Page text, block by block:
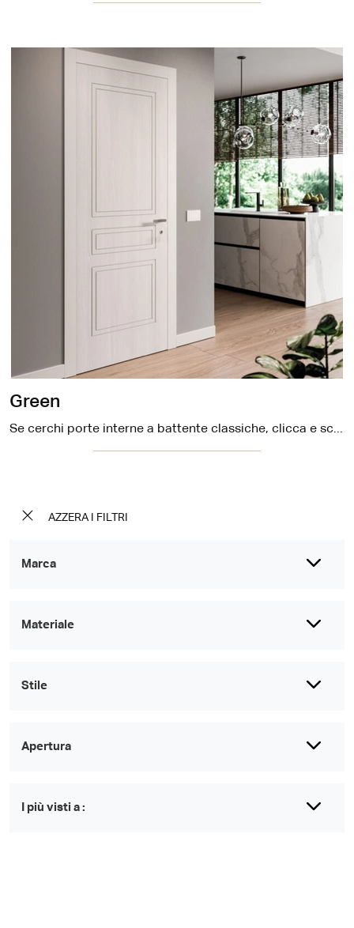
AZZERA I FILTRI
Marca
Materiale
Stile
Apertura
I più visti a :
Green
Se cerchi porte interne a battente classiche, clicca e scopri il modello in laccato Green di DoorArreda!